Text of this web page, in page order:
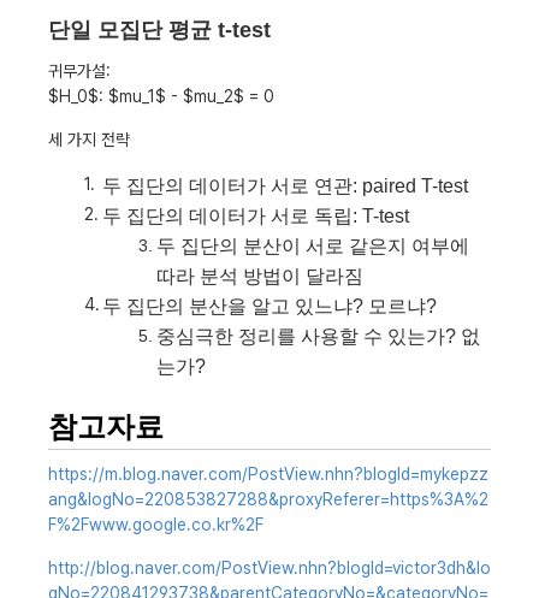
단일 모집단 평균 t-test
귀무가설:
$H_0$: $mu_1$ - $mu_2$ = 0
세 가지 전략
두 집단의 데이터가 서로 연관: paired T-test
두 집단의 데이터가 서로 독립: T-test
두 집단의 분산이 서로 같은지 여부에
따라 분석 방법이 달라짐
두 집단의 분산을 알고 있느냐? 모르냐?
중심극한 정리를 사용할 수 있는가? 없
는가?
참고자료
https://m.blog.naver.com/PostView.nhn?blogId=mykepzz
ang&logNo=220853827288&proxyReferer=https%3A%2
F%2Fwww.google.co.kr%2F
http://blog.naver.com/PostView.nhn?blogId=victor3dh&lo
gNo=220841293738&parentCategoryNo=&categoryNo=